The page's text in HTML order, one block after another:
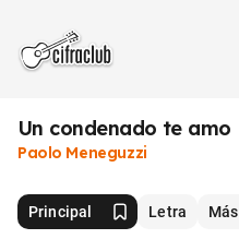
Un condenado te amo
Paolo Meneguzzi
Principal Letra Más